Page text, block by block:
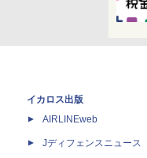
イカロス出版
AIRLINEweb
Jディフェンスニュース